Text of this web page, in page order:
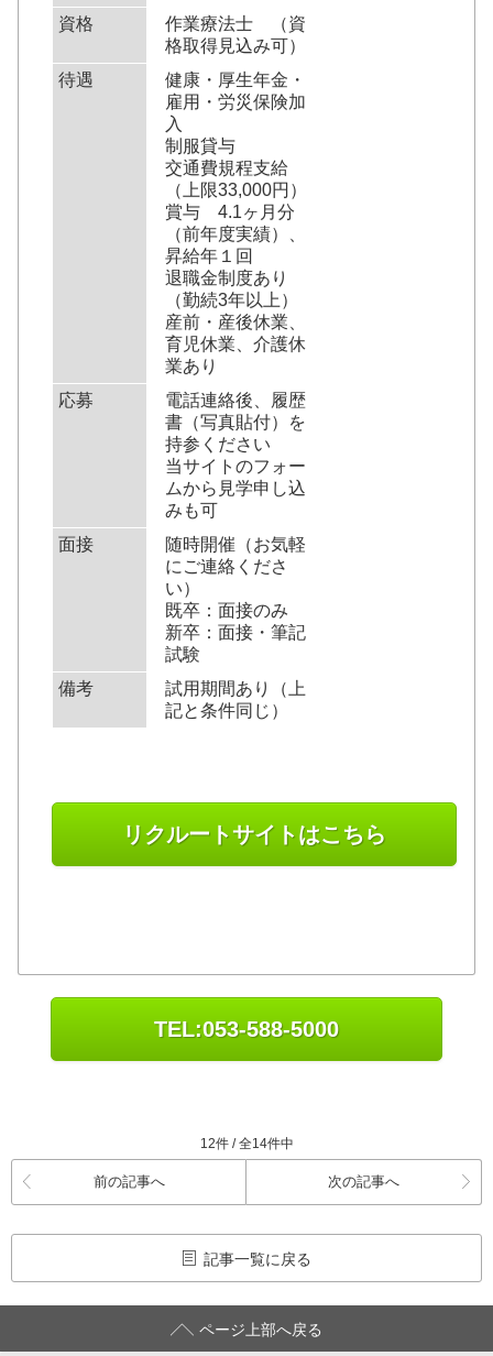
資格
作業療法士 （資
格取得見込み可）
待遇
健康・厚生年金・
雇用・労災保険加
入
制服貸与
交通費規程支給
（上限33,000円）
賞与 4.1ヶ月分
（前年度実績）、
昇給年１回
退職金制度あり
（勤続3年以上）
産前・産後休業、
育児休業、介護休
業あり
応募
電話連絡後、履歴
書（写真貼付）を
持参ください
当サイトのフォー
ムから見学申し込
みも可
面接
随時開催（お気軽
にご連絡くださ
い）
既卒：面接のみ
新卒：面接・筆記
試験
備考
試用期間あり（上
記と条件同じ）
リクルートサイトはこちら
TEL:053-588-5000
12件 / 全14件中
前の記事へ 次の記事へ
記事一覧に戻る
ページ上部へ戻る